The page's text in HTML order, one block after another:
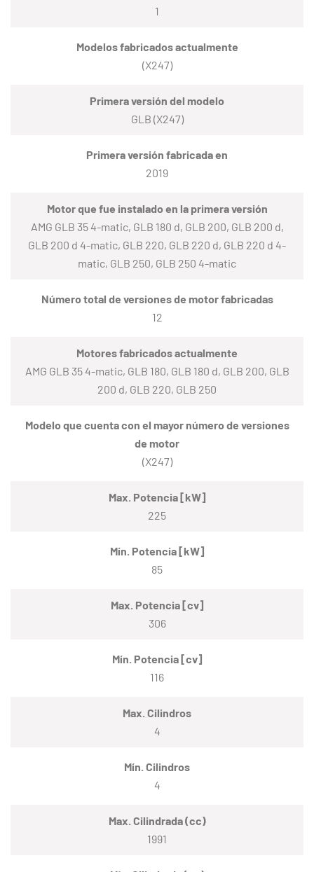
1
Modelos fabricados actualmente
(X247)
Primera versión del modelo
GLB (X247)
Primera versión fabricada en
2019
Motor que fue instalado en la primera versión
AMG GLB 35 4-matic, GLB 180 d, GLB 200, GLB 200 d,
GLB 200 d 4-matic, GLB 220, GLB 220 d, GLB 220 d 4-
matic, GLB 250, GLB 250 4-matic
Número total de versiones de motor fabricadas
12
Motores fabricados actualmente
AMG GLB 35 4-matic, GLB 180, GLB 180 d, GLB 200, GLB
200 d, GLB 220, GLB 250
Modelo que cuenta con el mayor número de versiones
de motor
(X247)
Max. Potencia [kW]
225
Mín. Potencia [kW]
85
Max. Potencia [cv]
306
Mín. Potencia [cv]
116
Max. Cilindros
4
Mín. Cilindros
4
Max. Cilindrada (cc)
1991